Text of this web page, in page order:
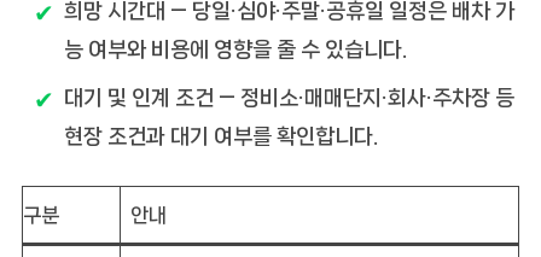
희망 시간대 — 당일·심야·주말·공휴일 일정은 배차 가
능 여부와 비용에 영향을 줄 수 있습니다.
대기 및 인계 조건 — 정비소·매매단지·회사·주차장 등
현장 조건과 대기 여부를 확인합니다.
구분 안내